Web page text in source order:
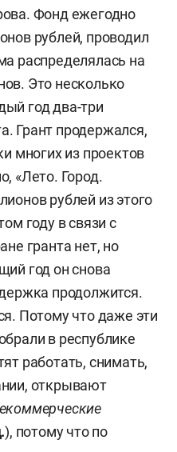
Фонд ежегодно
рублей, проводил
распределялась на
Это несколько
год два-три
Грант продержался,
многих из проектов
«Лето. Город.
рублей из этого
году в связи с
гранта нет, но
год он снова
продолжится.
Потому что даже эти
в республике
работать, снимать,
открывают
), потому что по